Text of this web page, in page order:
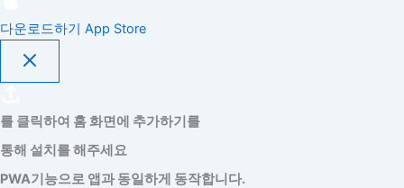
다운로드하기 App Store
를 클릭하여 홈 화면에 추가하기를
통해 설치를 해주세요
PWA기능으로 앱과 동일하게 동작합니다.